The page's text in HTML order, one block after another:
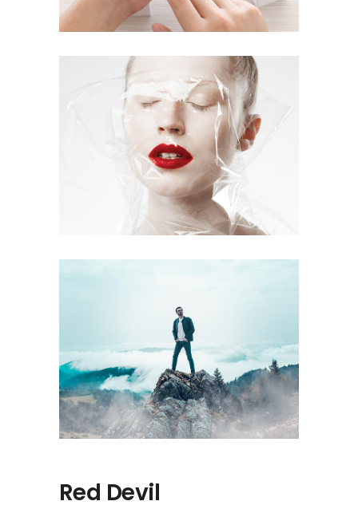
Red Devil